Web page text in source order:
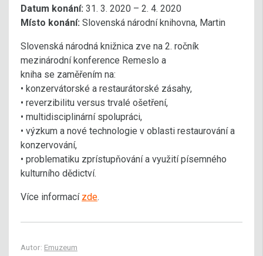
Datum konání: 31. 3. 2020 – 2. 4. 2020
Místo konání: Slovenská národní knihovna, Martin
Slovenská národná knižnica zve na 2. ročník
mezinárodní konference Remeslo a
kniha se zaměřením na:
• konzervátorské a restaurátorské zásahy,
• reverzibilitu versus trvalé ošetření,
• multidisciplinární spolupráci,
• výzkum a nové technologie v oblasti restaurování a
konzervování,
• problematiku zprístupňování a využití písemného
kulturního dědictví.
Více informací zde.
Autor: Emuzeum